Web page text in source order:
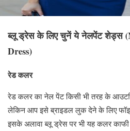
ब्लू ड्रेस के लिए चुनें ये नेलपेंट शेड्स
Dress)
रेड कलर
रेड कलर का नेल पेंट किसी भी तरह के
लेकिन आप इसे ब्राइडल लुक देने के लिए
इसके अलावा ब्लू ड्रेस पर भी यह कलर